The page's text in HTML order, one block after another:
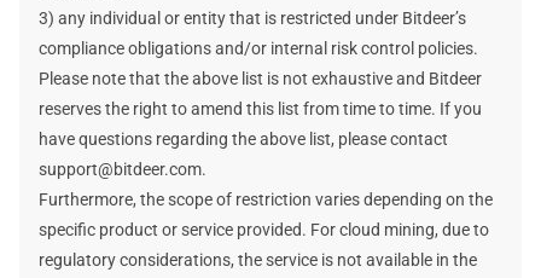
3) any individual or entity that is restricted under Bitdeer’s
compliance obligations and/or internal risk control policies.
Please note that the above list is not exhaustive and Bitdeer
reserves the right to amend this list from time to time. If you
have questions regarding the above list, please contact
support@bitdeer.com.
Furthermore, the scope of restriction varies depending on the
specific product or service provided. For cloud mining, due to
regulatory considerations, the service is not available in the